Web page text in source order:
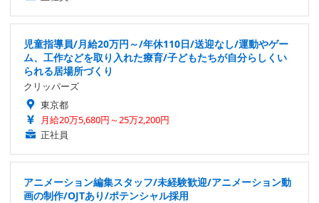
児童指導員/月給20万円～/年休110日/送迎なし/運動やゲー
ム、工作などを取り入れた療育/子どもたちが自分らしくい
られる居場所づくり
クリッパーズ
東京都
月給20万5,680円～25万2,200円
正社員
アニメーション編集スタッフ/未経験歓迎/アニメーション動
画の制作/OJTあり/ポテンシャル採用